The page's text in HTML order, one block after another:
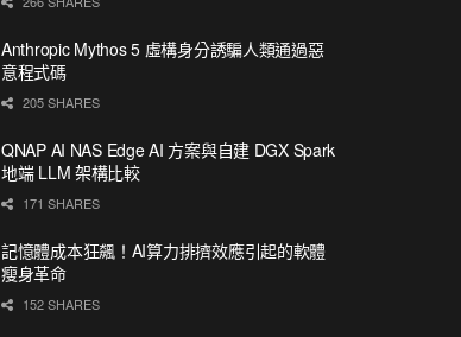
Anthropic Mythos 5 虛構身分誘騙人類通過惡
意程式碼
205 SHARES
QNAP AI NAS Edge AI 方案與自建 DGX Spark
地端 LLM 架構比較
171 SHARES
記憶體成本狂飆！AI算力排擠效應引起的軟體
瘦身革命
152 SHARES